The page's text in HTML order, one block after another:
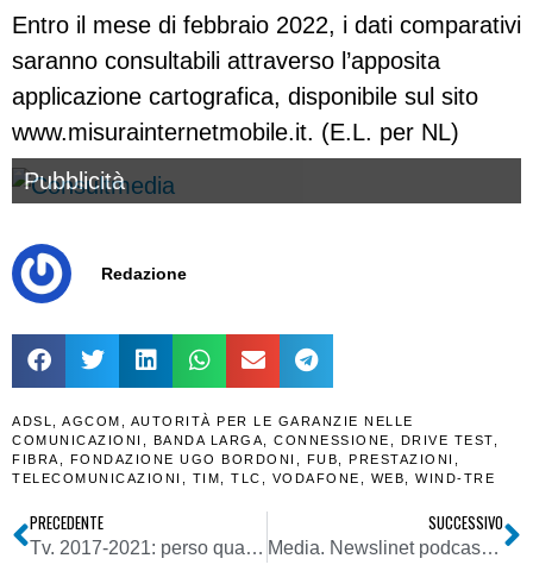
Entro il mese di febbraio 2022, i dati comparativi
saranno consultabili attraverso l’apposita
applicazione cartografica, disponibile sul sito
www.misurainternetmobile.it. (E.L. per NL)
Pubblicità
Redazione
ADSL AGCOM
AUTORITÀ PER LE GARANZIE NELLE
COMUNICAZIONI
BANDA LARGA CONNESSIONE DRIVE TEST
FIBRA
FONDAZIONE UGO BORDONI FUB PRESTAZIONI
TELECOMUNICAZIONI
TIM TLC VODAFONE WEB WIND-TRE
PRECEDENTE
Tv. 2017-2021: perso quasi 10% ascolti mainstream. Galoppano invece piattaforme SVOD. Così Osservatorio sulle Comunicazioni (4/2021) di Agcom
SUCCESSIVO
Media. Newslinet podcast puntata del 05/01/2022: ascolta le notizie della settimana di NL